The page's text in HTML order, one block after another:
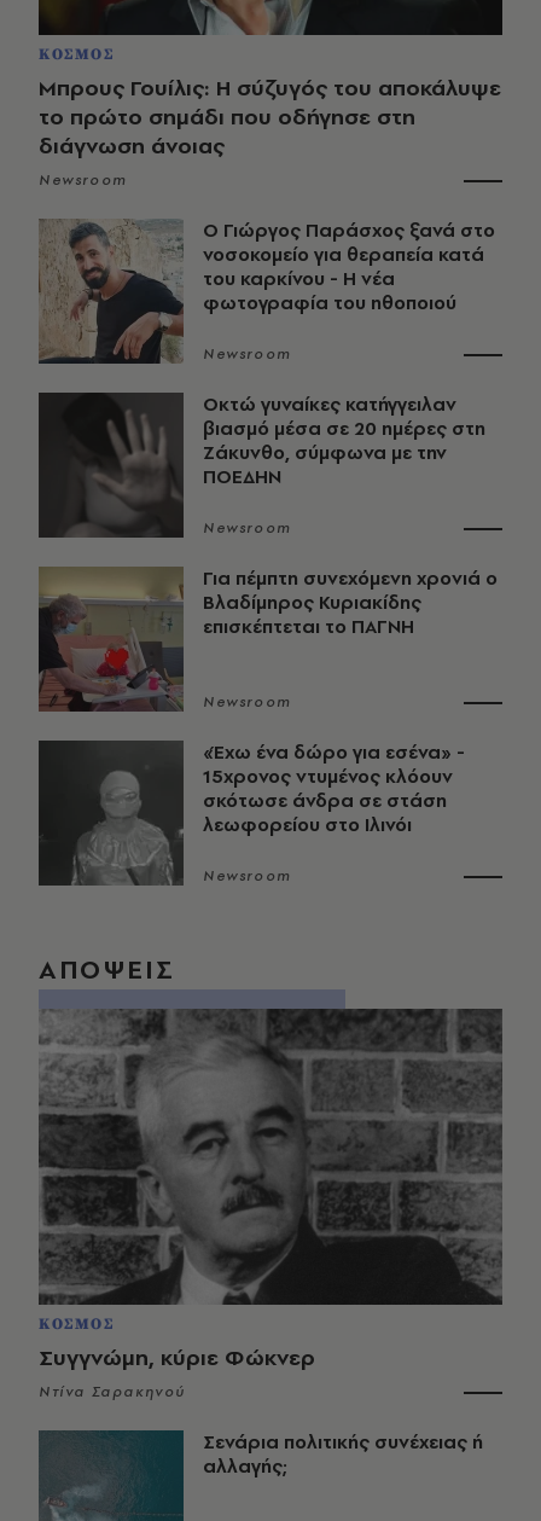
ΚΟΣΜΟΣ
Μπρους Γουίλις: Η σύζυγός του αποκάλυψε
το πρώτο σημάδι που οδήγησε στη
διάγνωση άνοιας
Newsroom
O Γιώργος Παράσχος ξανά στο
νοσοκομείο για θεραπεία κατά
του καρκίνου - Η νέα
φωτογραφία του ηθοποιού
Newsroom
Οκτώ γυναίκες κατήγγειλαν
βιασμό μέσα σε 20 ημέρες στη
Ζάκυνθο, σύμφωνα με την
ΠΟΕΔΗΝ
Newsroom
Για πέμπτη συνεχόμενη χρονιά ο
Βλαδίμηρος Κυριακίδης
επισκέπτεται το ΠΑΓΝΗ
Newsroom
«Έχω ένα δώρο για εσένα» -
15χρονος ντυμένος κλόουν
σκότωσε άνδρα σε στάση
λεωφορείου στο Ιλινόι
Newsroom
ΑΠΟΨΕΙΣ
ΚΟΣΜΟΣ
Συγγνώμη, κύριε Φώκνερ
Ντίνα Σαρακηνού
Σενάρια πολιτικής συνέχειας ή
αλλαγής;